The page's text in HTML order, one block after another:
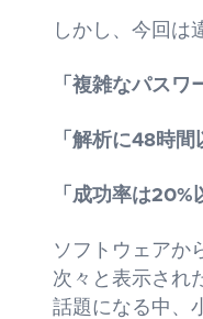
しかし、今回は
「複雑なパスワ
「解析に48時間
「成功率は20%
ソフトウェアか
次々と表示され
話題になる中、